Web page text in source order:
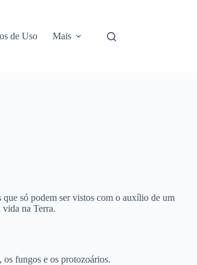
de Uso Mais
que só podem ser vistos com o auxílio de um
vida na Terra.
fungos e os protozoários.